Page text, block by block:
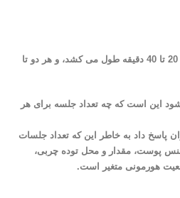
♦مدت زمان هر جلسه: هر جلسه 20 تا 40 دقیقه طول می کشد، و هر دو تا
این است که چه تعداد جلسه برای هر
پاسخ داد به خاطر این که تعداد جلسات
پوست، مقدار و محل توده چربی،
هورمونی متغیر است.